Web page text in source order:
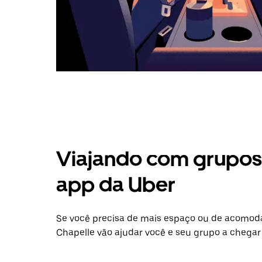
Viajando com
app da Uber
Se você precisa de mais espaço ou de
Chapelle vão ajudar você e seu grupo a